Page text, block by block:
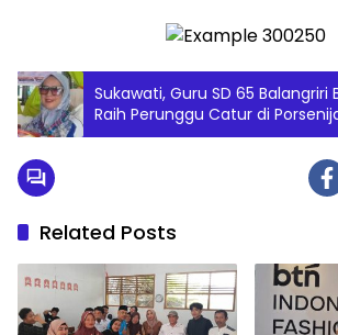
Sukawati, Guru SD 65 Balangriri
Raih Perunggu Catur di
Related Posts